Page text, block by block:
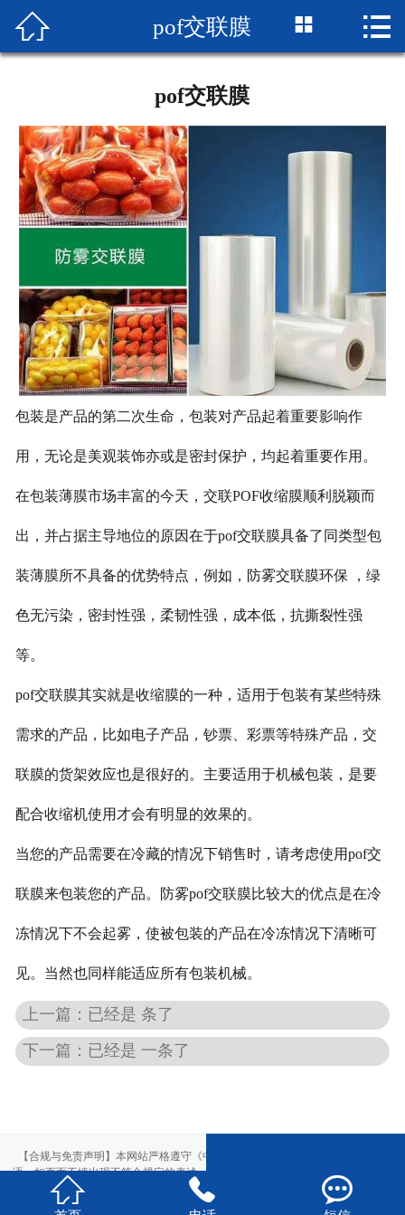
网站首页
成品展示
联系我们
 pof交联膜  
pof交联膜
包装是产品的第二次生命，包装对产品起着重要影响作
用，无论是美观装饰亦或是密封保护，均起着重要作用。
在包装薄膜市场丰富的今天，交联POF收缩膜顺利脱颖而
出，并占据主导地位的原因在于pof交联膜具备了同类型包
装薄膜所不具备的优势特点，例如，防雾交联膜环保 ，绿
色无污染，密封性强，柔韧性强，成本低，抗撕裂性强
等。
pof交联膜其实就是收缩膜的一种，适用于包装有某些特殊
需求的产品，比如电子产品，钞票、彩票等特殊产品，交
联膜的货架效应也是很好的。主要适用于机械包装，是要
配合收缩机使用才会有明显的效果的。
当您的产品需要在冷藏的情况下销售时，请考虑使用pof交
联膜来包装您的产品。防雾pof交联膜比较大的优点是在冷
冻情况下不会起雾，使被包装的产品在冷冻情况下清晰可
见。当然也同样能适应所有包装机械。
上一篇：已经是 条了
下一篇：已经是 一条了
  
【合规与免责声明】本网站严格遵守《中华人民共和国广告法》，尽力规范用
语。如页面不慎出现不符合规定的表述，敬请联系我们，将立即更正；相关内容
仅供参考，不构成交易依据。
本站部分素材来自网络，如有侵权，请联系删除。